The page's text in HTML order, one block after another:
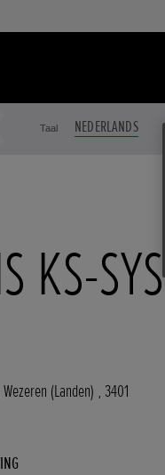
Taal NEDERLANDS
KS-
Wezeren (Landen) , 3401